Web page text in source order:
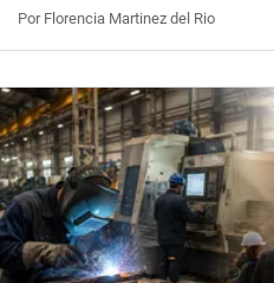
Por Florencia Martinez del Rio